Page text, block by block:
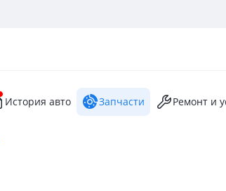
История авто Запчасти Ремонт и